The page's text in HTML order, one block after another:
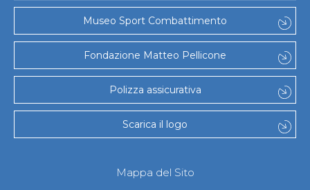
Museo Sport Combattimento
Fondazione Matteo Pellicone
Polizza assicurativa
Scarica il logo
Mappa del Sito